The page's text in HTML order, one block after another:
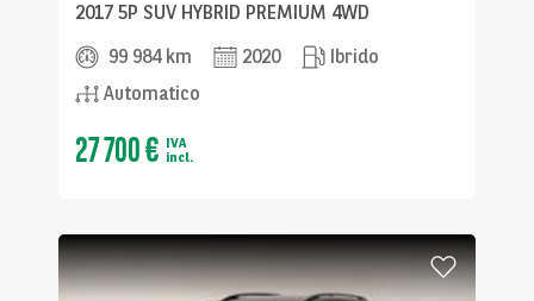
2017 5P SUV HYBRID PREMIUM 4WD
99 984 km
2020
Ibrido
Automatico
27 700 € IVA
incl.